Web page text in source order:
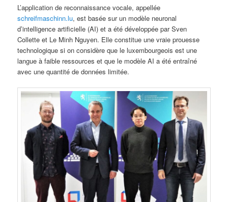
L’application de reconnaissance vocale, appellée
schreifmaschinn.lu, est basée sur un modèle neuronal
d’intelligence artificielle (AI) et a été développée par Sven
Collette et Le Minh Nguyen. Elle constitue une vraie prouesse
technologique si on considère que le luxembourgeois est une
langue à faible ressources et que le modèle AI a été entraîné
avec une quantité de données limitée.